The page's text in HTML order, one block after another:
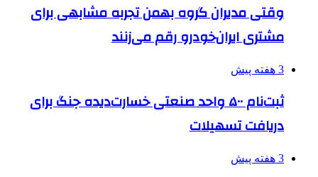
وقتی مدیران گروه بهمن تجربه مشابهی برای
مشتری ایران‌خودرو رقم می‌زنند
3 هفته پیش
ثبت‌نام ۵۰۰ واحد صنعتی خسارت‌دیده جنگ برای
دریافت تسهیلات
3 هفته پیش